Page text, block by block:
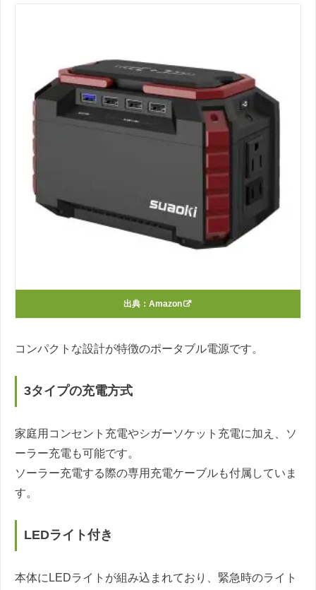
出典： Amazon
コンパクトな設計が特徴のポータブル電源です。
3タイプの充電方式
家庭用コンセント充電やシガーソケット充電に加え、ソ
ーラー充電も可能です。
ソーラー充電する際の専用充電ケーブルも付属していま
す。
LEDライト付き
本体にLEDライトが組み込まれており、緊急時のライト